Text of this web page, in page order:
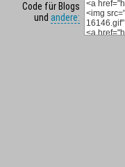
Code für Blogs
und andere: